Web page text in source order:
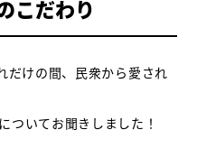
こだわり
だけの間、民衆から愛され
ついてお聞きしました！